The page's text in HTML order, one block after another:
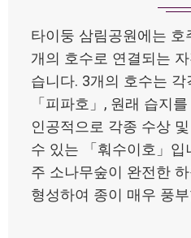
타이둥 삼림공원에는
개의 호수로 연결되는
습니다. 3개의 호수는
「피파호」, 원래 습지
인공적으로 각종 수상
수 있는 「훠수이호」입
주 소나무숲이 완전한
형성하여 종이 매우 풍